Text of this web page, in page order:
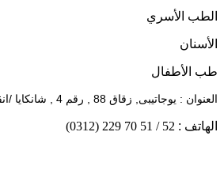
الطب الأسري
الأسنان
طب الأطفال
العنوان : يوجاتيبى, زقاق 88 , رقم 4 , شانكايا /انقرة
(0312) 229 70 51 / 52 الهاتف :